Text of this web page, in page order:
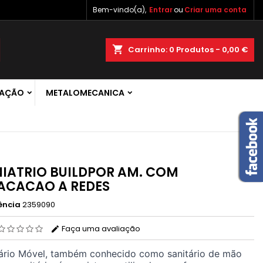
Bem-vindo(a), Entrarou Criar uma conta
shopping_cart Carrinho: 0 Produtos - 0,00 €
METALOMECANICA
BUILDPOR AM. COM
A REDES
2359090
Faça uma avaliação
Móvel, também conhecido como sanitário de mão